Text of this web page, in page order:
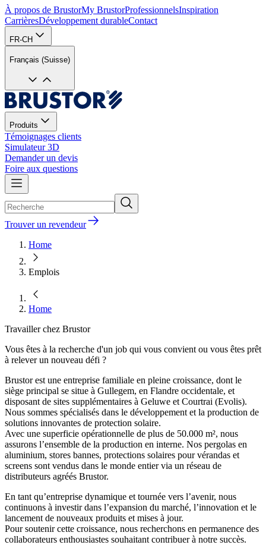
À propos de BrustorMy BrustorProfessionnelsInspiration
CarrièresDéveloppement durableContact
FR-CH
Français (Suisse)
Produits
Témoignages clients
Simulateur 3D
Demander un devis
Foire aux questions
Trouver un revendeur
Home
Emplois
Home
Travailler chez Brustor
Vous êtes à la recherche d'un job qui vous convient ou vous êtes prêt
à relever un nouveau défi ?
Brustor est une entreprise familiale en pleine croissance, dont le
siège principal se situe à Gullegem, en Flandre occidentale, et
disposant de sites supplémentaires à Geluwe et Courtrai (Evolis).
Nous sommes spécialisés dans le développement et la production de
solutions innovantes de protection solaire.
Avec une superficie opérationnelle de plus de 50.000 m², nous
assurons l’ensemble de la production en interne. Nos pergolas en
aluminium, stores bannes, protections solaires pour vérandas et
screens sont vendus dans le monde entier via un réseau de
distributeurs agréés Brustor.
En tant qu’entreprise dynamique et tournée vers l’avenir, nous
continuons à investir dans l’expansion du marché, l’innovation et le
lancement de nouveaux produits et mises à jour.
Pour soutenir cette croissance, nous recherchons en permanence des
collaborateurs enthousiastes souhaitant contribuer à notre succès.